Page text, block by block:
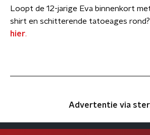
Loopt de 12-jarige Eva binnenkort
shirt en schitterende tatoeages rond?
hier.
Advertentie via